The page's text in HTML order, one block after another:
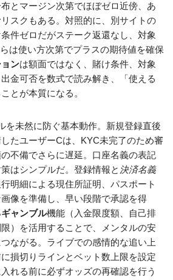
とマージン次第でほぼゼロ近傍、あ
スクもある。対照的に、別サイトの
件ゼロだがステーク返還なし、対象
は使い方次第でプラスの期待値を確保
ンは額面ではなく、賭け条件、対象
金可否を数式で読み解き、「使える
とが本質になる。
を未然に防ぐ基本動作。新規登録直後
たユーザーCは、KYC未完了のため審
不備でさらに遅延。口座名義の表記
はシンプルだ。登録情報と 決済名義
明細による現住所証明、パスポート
像を準備し、早い段階で承認を得
ャンブル機能（入金限度額、自己排
）を活用することで、メンタルの安
ながる。ライブでの感情的な追い上
損切りラインとベット数上限を設定
れる前に必ずオッズの再確認を行う